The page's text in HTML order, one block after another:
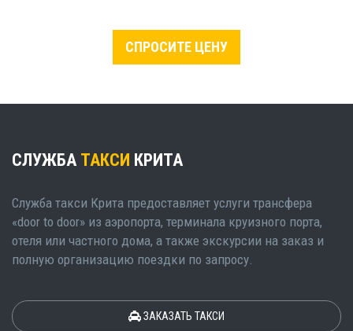
СПРОСИТЕ ЦЕНУ
СЛУЖБА ТАКСИ КРИТА
Служба такси Крита предоставляет услуги трансфера
«door to door» из аэропорта, терминала круизного порта,
отеля или частного дома, а также экскурсии на заказ и
полную организацию поездки по запросу.
ЗАКАЗАТЬ ТАКСИ